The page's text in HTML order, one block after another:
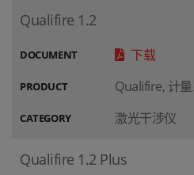
Qualifire 1.2
DOCUMENT 下载
PRODUCT Qualifire, 计
CATEGORY 激光干涉仪
Qualifire 1.2 Plus